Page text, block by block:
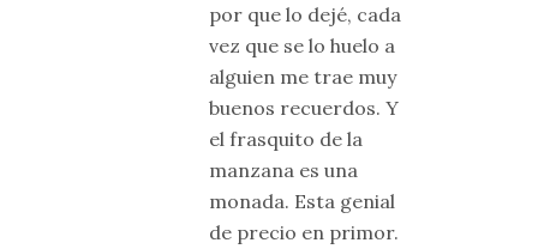
por que lo dejé, cada
vez que se lo huelo a
alguien me trae muy
buenos recuerdos. Y
el frasquito de la
manzana es una
monada. Esta genial
de precio en primor.